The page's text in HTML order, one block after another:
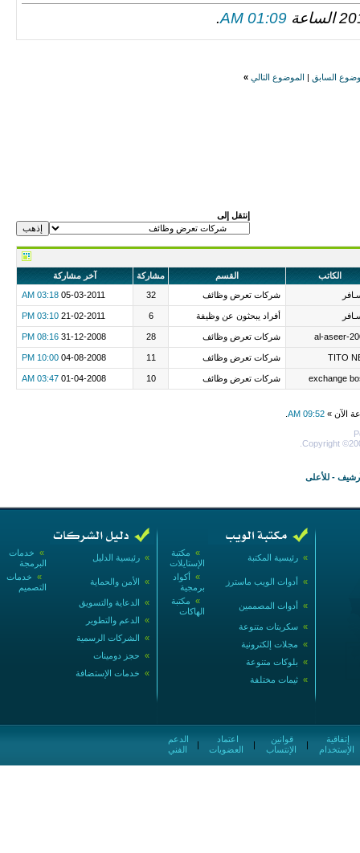
01:09 AM
.
السابق الموضوع التالي »
إنتقل إلى
الكاتب القسم مشاركة
آخر مشاركة
شركات تعرض وظائف 32
05-03-2011
03:18 AM
أفراد يبحثون عن وظيفة 6
21-02-2011
03:10 PM
al-aseer- شركات تعرض وظائف 28
31-12-2008
08:16 PM
TITO شركات تعرض وظائف 11
04-08-2008
10:00 PM
exchange شركات تعرض وظائف 10
01-04-2008
03:47 AM
الآن » 09:52 AM
Copyright
- للأعلى
» خدمات
البرمجة
» رئيسية الدليل
» خدمات
التصميم
» الأمن والحماية
» الدعاية والتسويق
» الدعم والتطوير
» الشركات الرسمية
» حجز دومينات
» خدمات الإستضافة
» مكتبة
الإستايلات
» رئيسية المكتبة
» أكواد
برمجية
» أدوات الويب ماسترز
» مكتبة
الهاكات
» أدوات المصممين
» سكربتات متنوعة
» مجلات إلكترونية
» بلوكات متنوعة
» ثيمات مختلفة
الفني
|
العضويات
|
الإنتساب
|
الإستخدام